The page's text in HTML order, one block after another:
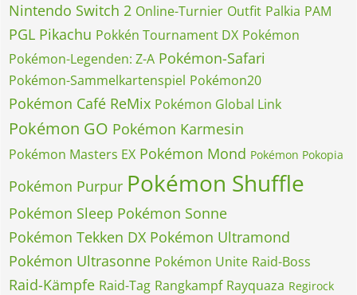
Nintendo Switch 2 Online-Turnier Outfit Palkia PAM
PGL Pikachu Pokkén Tournament DX Pokémon
Pokémon-Legenden: Z-A Pokémon-Safari
Pokémon-Sammelkartenspiel Pokémon20
Pokémon Café ReMix Pokémon Global Link
Pokémon GO Pokémon Karmesin
Pokémon Masters EX Pokémon Mond Pokémon Pokopia
Pokémon Purpur Pokémon Shuffle
Pokémon Sleep Pokémon Sonne
Pokémon Tekken DX Pokémon Ultramond
Pokémon Ultrasonne Pokémon Unite Raid-Boss
Raid-Kämpfe Raid-Tag Rangkampf Rayquaza Regirock